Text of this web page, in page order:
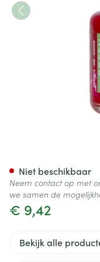
€ 9,42
Niet beschikbaar
Neem contact op met
we samen de
Bekijk alle